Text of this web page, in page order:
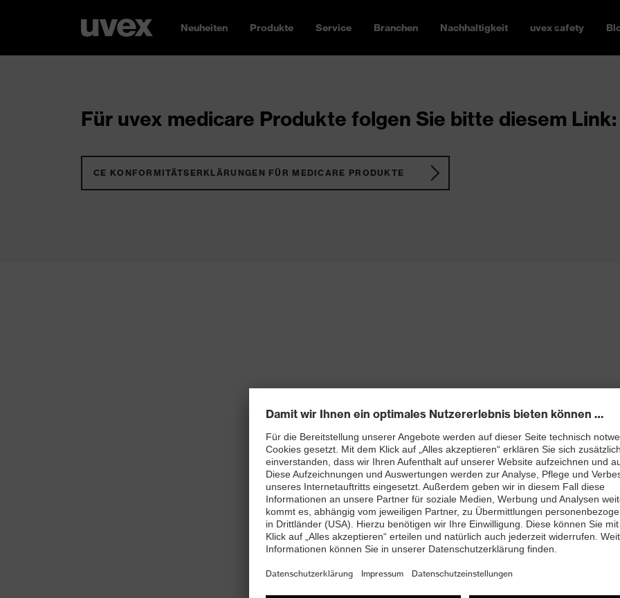
Neuheiten Produkte Service Branchen Nachhaltigkeit uvex safety
Für uvex medicare Produkte folgen Sie bitte diesem Link:
CE KONFORMITÄTSERKLÄRUNGEN FÜR MEDICARE PRODUKTE